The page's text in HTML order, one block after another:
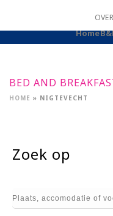
Home
BED AND
HOME » NIGTEVECHT
Zoek op